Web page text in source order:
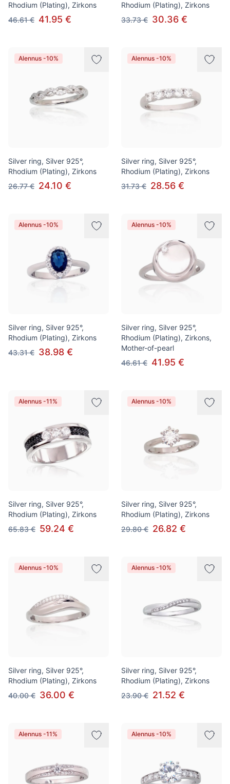
Rhodium (Plating), Zirkons
46.61 € 41.95 €
Rhodium (Plating), Zirkons
33.73 € 30.36 €
Alennus -10%
Silver ring, Silver 925°,
Rhodium (Plating), Zirkons
26.77 € 24.10 €
Alennus -10%
Silver ring, Silver 925°,
Rhodium (Plating), Zirkons
31.73 € 28.56 €
Alennus -10%
Silver ring, Silver 925°,
Rhodium (Plating), Zirkons
43.31 € 38.98 €
Alennus -10%
Silver ring, Silver 925°,
Rhodium (Plating), Zirkons,
Mother-of-pearl
46.61 € 41.95 €
Alennus -11%
Silver ring, Silver 925°,
Rhodium (Plating), Zirkons
65.83 € 59.24 €
Alennus -10%
Silver ring, Silver 925°,
Rhodium (Plating), Zirkons
29.80 € 26.82 €
Alennus -10%
Silver ring, Silver 925°,
Rhodium (Plating), Zirkons
40.00 € 36.00 €
Alennus -10%
Silver ring, Silver 925°,
Rhodium (Plating), Zirkons
23.90 € 21.52 €
Alennus -11% Alennus -10%